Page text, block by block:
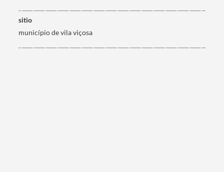
sitio
município de vila viçosa